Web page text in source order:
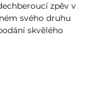
zpěv v
svého druhu
skvělého